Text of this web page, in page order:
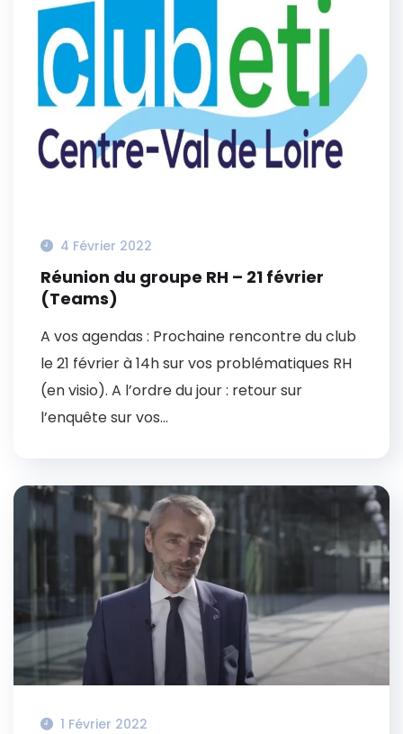
4 Février 2022
Réunion du groupe RH – 21 février
(Teams)
A vos agendas : Prochaine rencontre du club
le 21 février à 14h sur vos problématiques RH
(en visio). A l’ordre du jour : retour sur
l’enquête sur vos...
1 Février 2022